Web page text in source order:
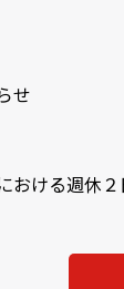
せ
おける週休